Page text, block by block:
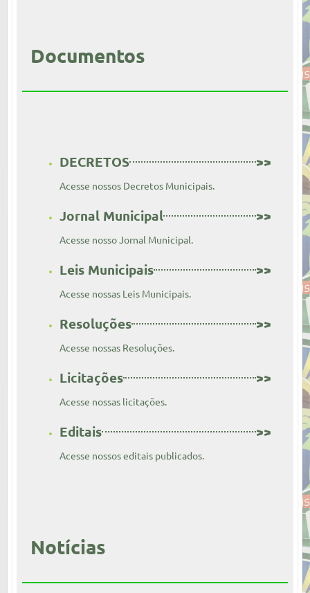
Documentos
DECRETOS >>
Acesse nossos Decretos Municipais.
Jornal Municipal >>
Acesse nosso Jornal Municipal.
Leis Municipais >>
Acesse nossas Leis Municipais.
Resoluções >>
Acesse nossas Resoluções.
Licitações >>
Acesse nossas licitações.
Editais >>
Acesse nossos editais publicados.
Notícias